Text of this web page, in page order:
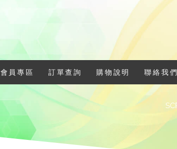
會員專區 訂單查詢 購物說明 聯絡我們